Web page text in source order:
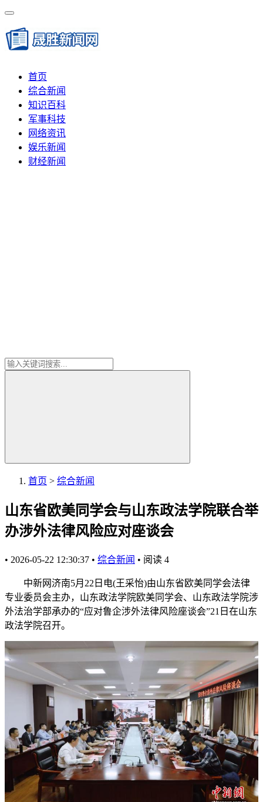
首页
综合新闻
知识百科
军事科技
网络资讯
娱乐新闻
财经新闻
首页 > 综合新闻
山东省欧美同学会与山东政法学院联合举
办涉外法律风险应对座谈会
• 2026-05-22 12:30:37 • 综合新闻 • 阅读 4
中新网济南5月22日电(王采怡)由山东省欧美同学会法律
专业委员会主办，山东政法学院欧美同学会、山东政法学院涉
外法治学部承办的“应对鲁企涉外法律风险座谈会”21日在山东
政法学院召开。